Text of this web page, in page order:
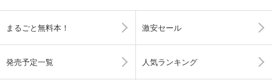
まるごと無料本！ 激安セール
発売予定一覧 人気ランキング